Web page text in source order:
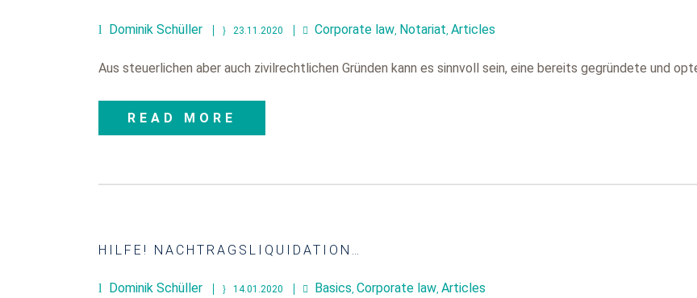
Dominik Schüller 23.11.2020 Corporate law, Notariat, Articles
Aus steuerlichen aber auch zivilrechtlichen Gründen kann es sinnvoll sein, eine bereits gegründete und
READ MORE
HILFE! NACHTRAGSLIQUIDATION…
Dominik Schüller 14.01.2020 Basics, Corporate law, Articles